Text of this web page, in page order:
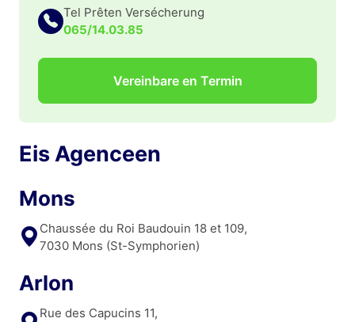
Tel Prêten Versécherung
065/14.03.85
Vereinbare en Termin
Eis Agenceen
Mons
Chaussée du Roi Baudouin 18 et 109,
7030 Mons (St-Symphorien)
Arlon
Rue des Capucins 11,